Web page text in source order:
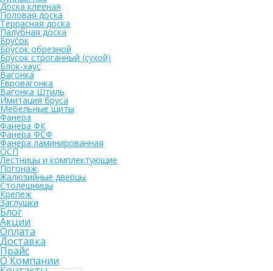
Доска клееная
Половая доска
Террасная доска
Палубная доска
Брусок
Брусок обрезной
Брусок строганный (сухой)
Блок-хаус
Вагонка
Евровагонка
Вагонка Штиль
Имитация бруса
Мебельные щиты
Фанера
Фанера ФК
Фанера ФСФ
Фанера ламинированная
ОСП
Лестницы и комплектующие
Погонаж
Жалюзийные дверцы
Столешницы
Крепеж
Заглушки
Блог
Акции
Оплата
Доставка
Прайс
О Компании